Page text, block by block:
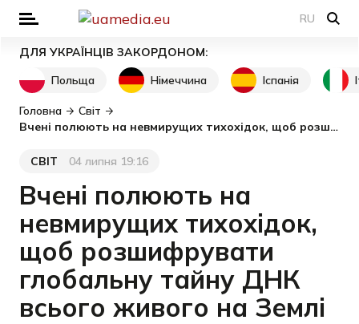
RU
ДЛЯ УКРАЇНЦІВ ЗАКОРДОНОМ:
Польща
Німеччина Іспанія
Головна
Світ
Вчені полюють на невмирущих тихохідок, щоб розшифрувати глобальну тайну ДНК всього живого на Землі
Категорія
СВІТ
Дата публікації
04 липня 19:16
Вчені полюють на
невмирущих тихохідок,
щоб розшифрувати
глобальну тайну ДНК
всього живого на Землі